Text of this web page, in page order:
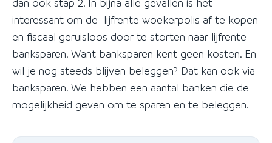
dan ook stap 2. In bijna alle gevallen is het
interessant om de lijfrente woekerpolis af te kopen
en fiscaal geruisloos door te storten naar lijfrente
banksparen. Want banksparen kent geen kosten. En
wil je nog steeds blijven beleggen? Dat kan ook via
banksparen. We hebben een aantal banken die de
mogelijkheid geven om te sparen en te beleggen.